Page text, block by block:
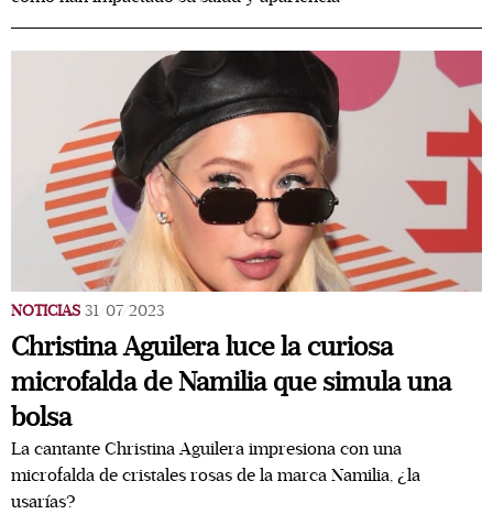
NOTICIAS 31/07/2023
Christina Aguilera luce la curiosa
microfalda de Namilia que simula una
bolsa
La cantante Christina Aguilera impresiona con una
microfalda de cristales rosas de la marca Namilia, ¿la
usarías?